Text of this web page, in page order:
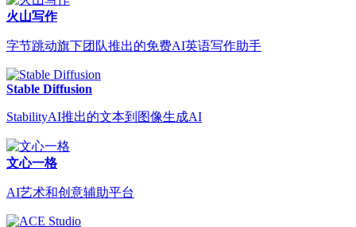
火山写作
字节跳动旗下团队推出的免费AI英语写作助手
Stable Diffusion
StabilityAI推出的文本到图像生成AI
文心一格
AI艺术和创意辅助平台